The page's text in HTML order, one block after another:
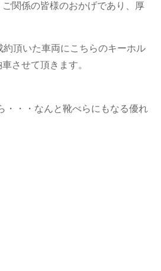
関係の皆様のおかげであり、厚
約頂いた車両にこちらのキーホル
させて頂きます。
・・・なんと靴べらにもなる優れ